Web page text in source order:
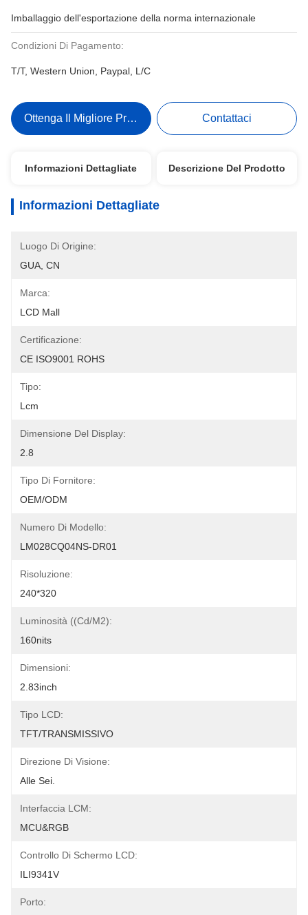
Imballaggio dell'esportazione della norma internazionale
Condizioni Di Pagamento:
T/T, Western Union, Paypal, L/C
Ottenga Il Migliore Prezzo Contattaci
Informazioni Dettagliate Descrizione Del Prodotto
Informazioni Dettagliate
Luogo Di Origine:
GUA, CN
Marca:
LCD Mall
Certificazione:
CE ISO9001 ROHS
Tipo:
Lcm
Dimensione Del Display:
2.8
Tipo Di Fornitore:
OEM/ODM
Numero Di Modello:
LM028CQ04NS-DR01
Risoluzione:
240*320
Luminosità ((cd/m2):
160nits
Dimensioni:
2.83inch
Tipo LCD:
TFT/TRANSMISSIVO
Direzione Di Visione:
Alle Sei.
Interfaccia LCM:
MCU&RGB
Controllo Di Schermo LCD:
ILI9341V
Porto: